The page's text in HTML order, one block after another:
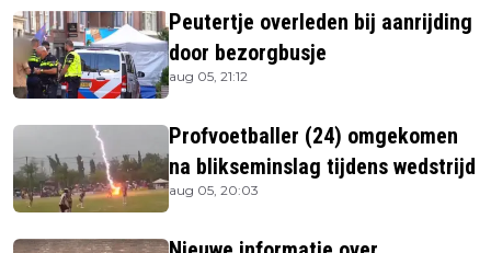
Peutertje overleden bij aanrijding
door bezorgbusje
aug 05, 21:12
Profvoetballer (24) omgekomen
na blikseminslag tijdens wedstrijd
aug 05, 20:03